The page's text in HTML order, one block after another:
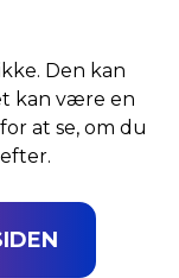
Den kan
kan være en
at se, om du